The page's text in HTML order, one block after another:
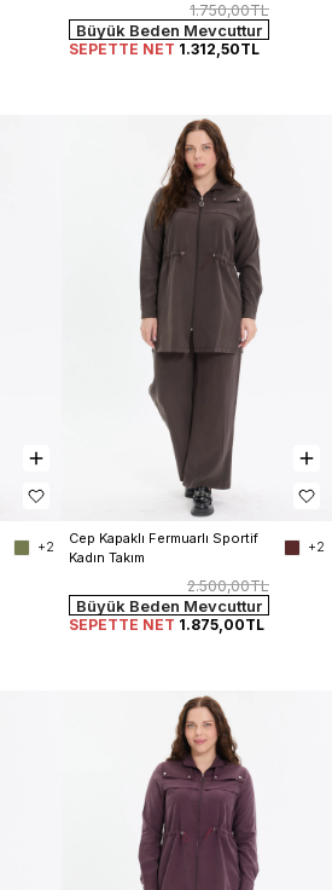
1.750,00TL
Büyük Beden Mevcuttur
SEPETTE NET 1.312,50TL
+2
Cep Kapaklı Fermuarlı Sportif
Kadın Takım
+2
2.500,00TL
Büyük Beden Mevcuttur
SEPETTE NET 1.875,00TL